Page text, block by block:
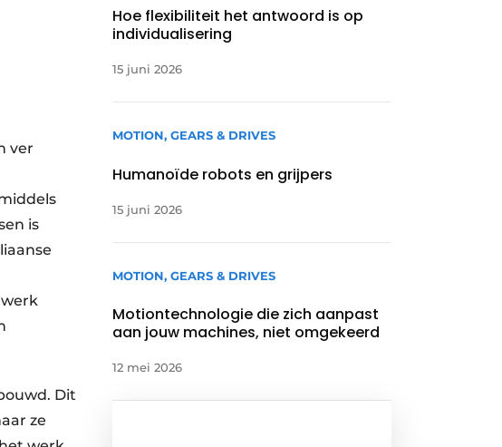
ver
is
Dit
ze
Hoe flexibiliteit het antwoord is op
individualisering
15 juni 2026
MOTION, GEARS & DRIVES
Humanoïde robots en grijpers
15 juni 2026
MOTION, GEARS & DRIVES
Motiontechnologie die zich aanpast
aan jouw machines, niet omgekeerd
12 mei 2026